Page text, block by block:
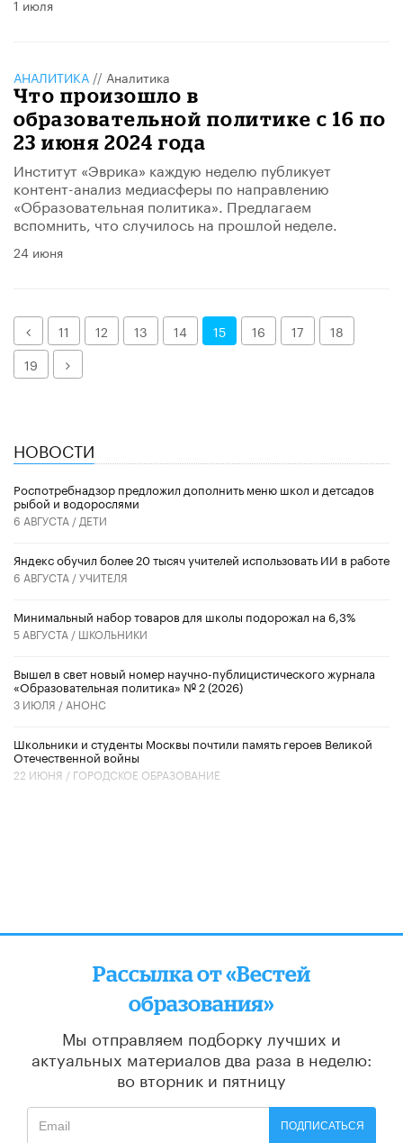
1 июля
АНАЛИТИКА // Аналитика
Что произошло в
образовательной политике с 16 по
23 июня 2024 года
Институт «Эврика» каждую неделю публикует
контент-анализ медиасферы по направлению
«Образовательная политика». Предлагаем
вспомнить, что случилось на прошлой неделе.
24 июня
Назад
11 12 13 14 15 16 17
18
19
Далее
НОВОСТИ
Роспотребнадзор предложил дополнить меню школ и детсадов
рыбой и водорослями
6 АВГУСТА / ДЕТИ
​Яндекс обучил более 20 тысяч учителей использовать ИИ в работе
6 АВГУСТА /УЧИТЕЛЯ
Минимальный набор товаров для школы подорожал на 6,3%
5 АВГУСТА / ШКОЛЬНИКИ
Вышел в свет новый номер научно-публицистического журнала
«Образовательная политика» № 2 (2026)
3 ИЮЛЯ / АНОНС
Школьники и студенты Москвы почтили память героев Великой
Отечественной войны
22 ИЮНЯ / ГОРОДСКОЕ ОБРАЗОВАНИЕ
Рассылка от «Вестей
образования»
Мы отправляем подборку лучших и
актуальных материалов два раза в неделю:
во вторник и пятницу
ПОДПИСАТЬСЯ